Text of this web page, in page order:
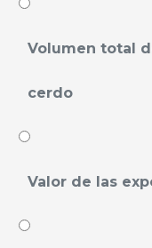
Volumen total
cerdo
Valor de las